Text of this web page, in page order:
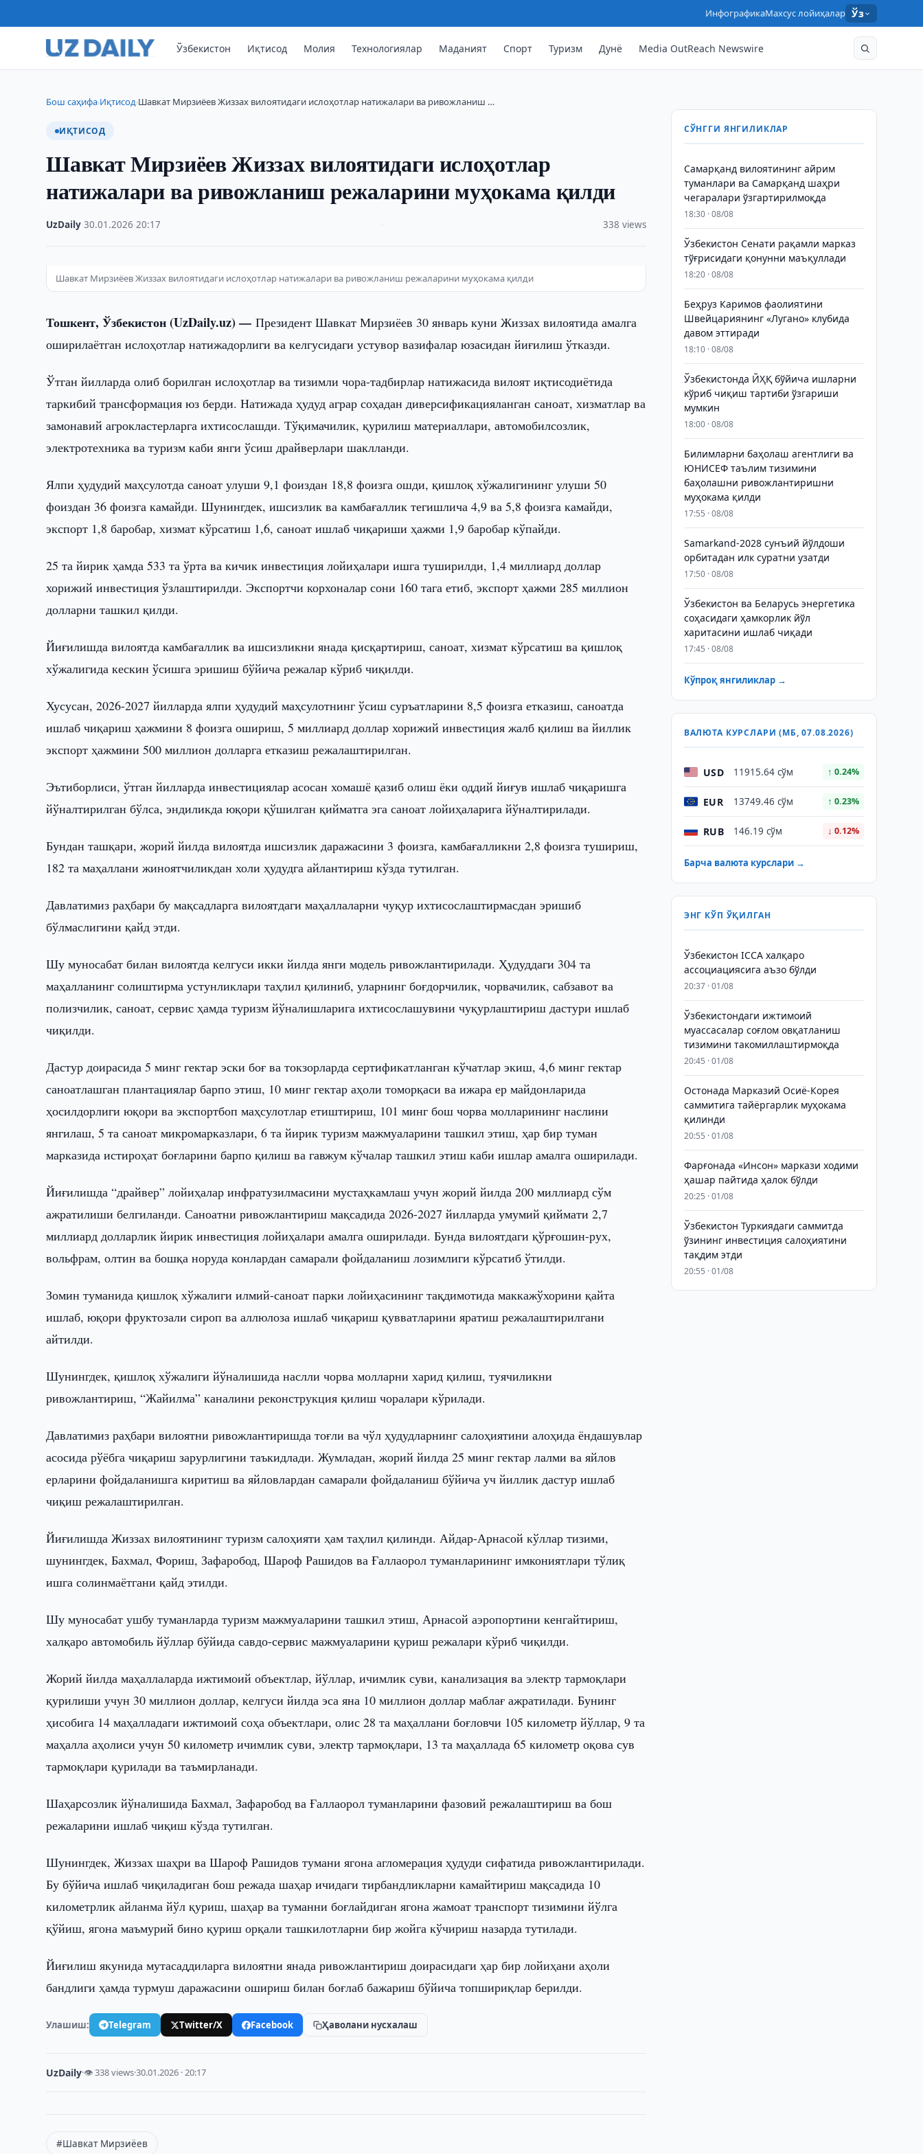
ИнфографикаМахсус лойиҳалар Ўз
Ўзбекистон Иқтисод Молия Технологиялар Маданият Спорт Туризм Дунё Media OutReach Newswire
Бош саҳифа›Иқтисод›Шавкат Мирзиёев Жиззах вилоятидаги ислоҳотлар натижалари ва ривожланиш …
ИҚТИСОД
Шавкат Мирзиёев Жиззах вилоятидаги ислоҳотлар
натижалари ва ривожланиш режаларини муҳокама қилди
UzDaily ·30.01.2026 ·20:17 338 views
Шавкат Мирзиёев Жиззах вилоятидаги ислоҳотлар натижалари ва ривожланиш режаларини муҳокама қилди
Тошкент, Ўзбекистон (UzDaily.uz) —Президент Шавкат Мирзиёев 30 январь куни Жиззах вилоятида амалга
оширилаётган ислоҳотлар натижадорлиги ва келгусидаги устувор вазифалар юзасидан йиғилиш ўтказди.
Ўтган йилларда олиб борилган ислоҳотлар ва тизимли чора-тадбирлар натижасида вилоят иқтисодиётида
таркибий трансформация юз берди. Натижада ҳудуд аграр соҳадан диверсификацияланган саноат, хизматлар ва
замонавий агрокластерларга ихтисослашди. Тўқимачилик, қурилиш материаллари, автомобилсозлик,
электротехника ва туризм каби янги ўсиш драйверлари шаклланди.
Ялпи ҳудудий маҳсулотда саноат улуши 9,1 фоиздан 18,8 фоизга ошди, қишлоқ хўжалигининг улуши 50
фоиздан 36 фоизга камайди. Шунингдек, ишсизлик ва камбағаллик тегишлича 4,9 ва 5,8 фоизга камайди,
экспорт 1,8 баробар, хизмат кўрсатиш 1,6, саноат ишлаб чиқариши ҳажми 1,9 баробар кўпайди.
25 та йирик ҳамда 533 та ўрта ва кичик инвестиция лойиҳалари ишга туширилди, 1,4 миллиард доллар
хорижий инвестиция ўзлаштирилди. Экспортчи корхоналар сони 160 тага етиб, экспорт ҳажми 285 миллион
долларни ташкил қилди.
Йиғилишда вилоятда камбағаллик ва ишсизликни янада қисқартириш, саноат, хизмат кўрсатиш ва қишлоқ
хўжалигида кескин ўсишга эришиш бўйича режалар кўриб чиқилди.
Хусусан, 2026-2027 йилларда ялпи ҳудудий маҳсулотнинг ўсиш суръатларини 8,5 фоизга етказиш, саноатда
ишлаб чиқариш ҳажмини 8 фоизга ошириш, 5 миллиард доллар хорижий инвестиция жалб қилиш ва йиллик
экспорт ҳажмини 500 миллион долларга етказиш режалаштирилган.
Эътиборлиси, ўтган йилларда инвестициялар асосан хомашё қазиб олиш ёки оддий йиғув ишлаб чиқаришга
йўналтирилган бўлса, эндиликда юқори қўшилган қийматга эга саноат лойиҳаларига йўналтирилади.
Бундан ташқари, жорий йилда вилоятда ишсизлик даражасини 3 фоизга, камбағалликни 2,8 фоизга тушириш,
182 та маҳаллани жиноятчиликдан холи ҳудудга айлантириш кўзда тутилган.
Давлатимиз раҳбари бу мақсадларга вилоятдаги маҳаллаларни чуқур ихтисослаштирмасдан эришиб
бўлмаслигини қайд этди.
Шу муносабат билан вилоятда келгуси икки йилда янги модель ривожлантирилади. Ҳудуддаги 304 та
маҳалланинг солиштирма устунликлари таҳлил қилиниб, уларнинг боғдорчилик, чорвачилик, сабзавот ва
полизчилик, саноат, сервис ҳамда туризм йўналишларига ихтисослашувини чуқурлаштириш дастури ишлаб
чиқилди.
Дастур доирасида 5 минг гектар эски боғ ва токзорларда сертификатланган кўчатлар экиш, 4,6 минг гектар
саноатлашган плантациялар барпо этиш, 10 минг гектар аҳоли томорқаси ва ижара ер майдонларида
ҳосилдорлиги юқори ва экспортбоп маҳсулотлар етиштириш, 101 минг бош чорва молларининг наслини
янгилаш, 5 та саноат микромарказлари, 6 та йирик туризм мажмуаларини ташкил этиш, ҳар бир туман
марказида истироҳат боғларини барпо қилиш ва гавжум кўчалар ташкил этиш каби ишлар амалга оширилади.
Йиғилишда “драйвер” лойиҳалар инфратузилмасини мустаҳкамлаш учун жорий йилда 200 миллиард сўм
ажратилиши белгиланди. Саноатни ривожлантириш мақсадида 2026-2027 йилларда умумий қиймати 2,7
миллиард долларлик йирик инвестиция лойиҳалари амалга оширилади. Бунда вилоятдаги қўрғошин-рух,
вольфрам, олтин ва бошқа норуда конлардан самарали фойдаланиш лозимлиги кўрсатиб ўтилди.
Зомин туманида қишлоқ хўжалиги илмий-саноат парки лойиҳасининг тақдимотида маккажўхорини қайта
ишлаб, юқори фруктозали сироп ва аллюлоза ишлаб чиқариш қувватларини яратиш режалаштирилгани
айтилди.
Шунингдек, қишлоқ хўжалиги йўналишида наслли чорва молларни харид қилиш, туячиликни
ривожлантириш, “Жайилма” каналини реконструкция қилиш чоралари кўрилади.
Давлатимиз раҳбари вилоятни ривожлантиришда тоғли ва чўл ҳудудларнинг салоҳиятини алоҳида ёндашувлар
асосида рўёбга чиқариш зарурлигини таъкидлади. Жумладан, жорий йилда 25 минг гектар лалми ва яйлов
ерларини фойдаланишга киритиш ва яйловлардан самарали фойдаланиш бўйича уч йиллик дастур ишлаб
чиқиш режалаштирилган.
Йиғилишда Жиззах вилоятининг туризм салоҳияти ҳам таҳлил қилинди. Айдар-Арнасой кўллар тизими,
шунингдек, Бахмал, Фориш, Зафаробод, Шароф Рашидов ва Ғаллаорол туманларининг имкониятлари тўлиқ
ишга солинмаётгани қайд этилди.
Шу муносабат ушбу туманларда туризм мажмуаларини ташкил этиш, Арнасой аэропортини кенгайтириш,
халқаро автомобиль йўллар бўйида савдо-сервис мажмуаларини қуриш режалари кўриб чиқилди.
Жорий йилда маҳаллаларда ижтимоий объектлар, йўллар, ичимлик суви, канализация ва электр тармоқлари
қурилиши учун 30 миллион доллар, келгуси йилда эса яна 10 миллион доллар маблағ ажратилади. Бунинг
ҳисобига 14 маҳалладаги ижтимоий соҳа объектлари, олис 28 та маҳаллани боғловчи 105 километр йўллар, 9 та
маҳалла аҳолиси учун 50 километр ичимлик суви, электр тармоқлари, 13 та маҳаллада 65 километр оқова сув
тармоқлари қурилади ва таъмирланади.
Шаҳарсозлик йўналишида Бахмал, Зафаробод ва Ғаллаорол туманларини фазовий режалаштириш ва бош
режаларини ишлаб чиқиш кўзда тутилган.
Шунингдек, Жиззах шаҳри ва Шароф Рашидов тумани ягона агломерация ҳудуди сифатида ривожлантирилади.
Бу бўйича ишлаб чиқиладиган бош режада шаҳар ичидаги тирбандликларни камайтириш мақсадида 10
километрлик айланма йўл қуриш, шаҳар ва туманни боғлайдиган ягона жамоат транспорт тизимини йўлга
қўйиш, ягона маъмурий бино қуриш орқали ташкилотларни бир жойга кўчириш назарда тутилади.
Йиғилиш якунида мутасаддиларга вилоятни янада ривожлантириш доирасидаги ҳар бир лойиҳани аҳоли
бандлиги ҳамда турмуш даражасини ошириш билан боғлаб бажариш бўйича топшириқлар берилди.
Улашиш: Telegram Twitter/X Facebook Ҳаволани нусхалаш
UzDaily·👁 338 views·30.01.2026 · 20:17
#Шавкат Мирзиёев
СЎНГГИ ЯНГИЛИКЛАР
Самарқанд вилоятининг айрим
туманлари ва Самарқанд шаҳри
чегаралари ўзгартирилмоқда
18:30 · 08/08
Ўзбекистон Сенати рақамли марказ
тўғрисидаги қонунни маъқуллади
18:20 · 08/08
Беҳруз Каримов фаолиятини
Швейцариянинг «Лугано» клубида
давом эттиради
18:10 · 08/08
Ўзбекистонда ЙҲҚ бўйича ишларни
кўриб чиқиш тартиби ўзгариши
мумкин
18:00 · 08/08
Билимларни баҳолаш агентлиги ва
ЮНИСЕФ таълим тизимини
баҳолашни ривожлантиришни
муҳокама қилди
17:55 · 08/08
Samarkand-2028 сунъий йўлдоши
орбитадан илк суратни узатди
17:50 · 08/08
Ўзбекистон ва Беларусь энергетика
соҳасидаги ҳамкорлик йўл
харитасини ишлаб чиқади
17:45 · 08/08
Кўпроқ янгиликлар →
ВАЛЮТА КУРСЛАРИ (МБ, 07.08.2026)
USD 11915.64 сўм ↑ 0.24%
EUR 13749.46 сўм ↑ 0.23%
RUB 146.19 сўм ↓ 0.12%
Барча валюта курслари →
ЭНГ КЎП ЎҚИЛГАН
Ўзбекистон ICCA халқаро
ассоциациясига аъзо бўлди
20:37 · 01/08
Ўзбекистондаги ижтимоий
муассасалар соғлом овқатланиш
тизимини такомиллаштирмоқда
20:45 · 01/08
Остонада Марказий Осиё-Корея
саммитига тайёргарлик муҳокама
қилинди
20:55 · 01/08
Фарғонада «Инсон» маркази ходими
ҳашар пайтида ҳалок бўлди
20:25 · 01/08
Ўзбекистон Туркиядаги саммитда
ўзининг инвестиция салоҳиятини
тақдим этди
20:55 · 01/08